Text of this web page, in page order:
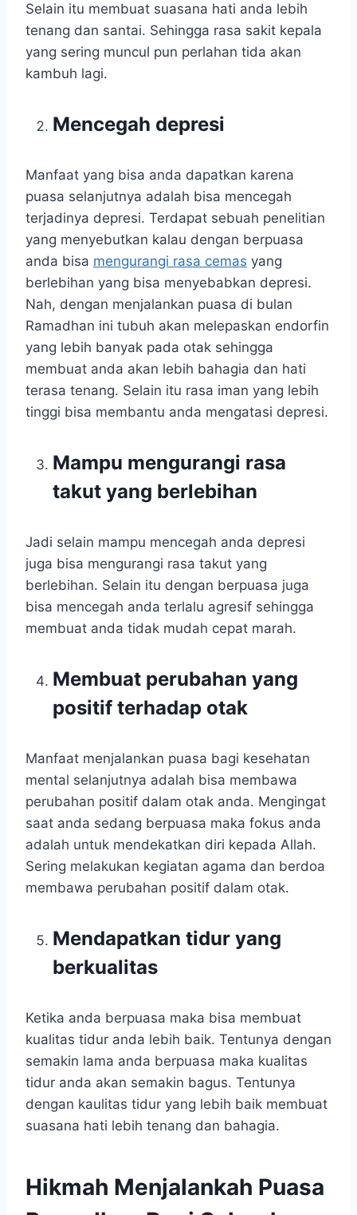
Selain itu membuat suasana hati anda lebih
tenang dan santai. Sehingga rasa sakit kepala
yang sering muncul pun perlahan tida akan
kambuh lagi.
Mencegah depresi
Manfaat yang bisa anda dapatkan karena
puasa selanjutnya adalah bisa mencegah
terjadinya depresi. Terdapat sebuah penelitian
yang menyebutkan kalau dengan berpuasa
anda bisa mengurangi rasa cemas yang
berlebihan yang bisa menyebabkan depresi.
Nah, dengan menjalankan puasa di bulan
Ramadhan ini tubuh akan melepaskan endorfin
yang lebih banyak pada otak sehingga
membuat anda akan lebih bahagia dan hati
terasa tenang. Selain itu rasa iman yang lebih
tinggi bisa membantu anda mengatasi depresi.
Mampu mengurangi rasa
takut yang berlebihan
Jadi selain mampu mencegah anda depresi
juga bisa mengurangi rasa takut yang
berlebihan. Selain itu dengan berpuasa juga
bisa mencegah anda terlalu agresif sehingga
membuat anda tidak mudah cepat marah.
Membuat perubahan yang
positif terhadap otak
Manfaat menjalankan puasa bagi kesehatan
mental selanjutnya adalah bisa membawa
perubahan positif dalam otak anda. Mengingat
saat anda sedang berpuasa maka fokus anda
adalah untuk mendekatkan diri kepada Allah.
Sering melakukan kegiatan agama dan berdoa
membawa perubahan positif dalam otak.
Mendapatkan tidur yang
berkualitas
Ketika anda berpuasa maka bisa membuat
kualitas tidur anda lebih baik. Tentunya dengan
semakin lama anda berpuasa maka kualitas
tidur anda akan semakin bagus. Tentunya
dengan kaulitas tidur yang lebih baik membuat
suasana hati lebih tenang dan bahagia.
Hikmah Menjalankah Puasa